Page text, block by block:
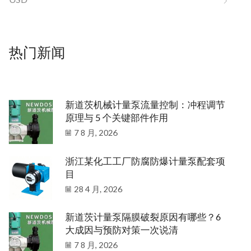
热门新闻
新道茨机械计量泵流量控制：冲程调节
原理与 5 个关键部件作用
7 8 月, 2026
浙江某化工工厂防腐防爆计量泵配套项
目
28 4 月, 2026
新道茨计量泵隔膜破裂原因有哪些？6
大成因与预防对策一次说清
7 8 月, 2026